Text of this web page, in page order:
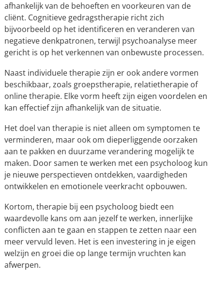
afhankelijk van de behoeften en voorkeuren van de
cliënt. Cognitieve gedragstherapie richt zich
bijvoorbeeld op het identificeren en veranderen van
negatieve denkpatronen, terwijl psychoanalyse meer
gericht is op het verkennen van onbewuste processen.
Naast individuele therapie zijn er ook andere vormen
beschikbaar, zoals groepstherapie, relatietherapie of
online therapie. Elke vorm heeft zijn eigen voordelen en
kan effectief zijn afhankelijk van de situatie.
Het doel van therapie is niet alleen om symptomen te
verminderen, maar ook om dieperliggende oorzaken
aan te pakken en duurzame verandering mogelijk te
maken. Door samen te werken met een psycholoog kun
je nieuwe perspectieven ontdekken, vaardigheden
ontwikkelen en emotionele veerkracht opbouwen.
Kortom, therapie bij een psycholoog biedt een
waardevolle kans om aan jezelf te werken, innerlijke
conflicten aan te gaan en stappen te zetten naar een
meer vervuld leven. Het is een investering in je eigen
welzijn en groei die op lange termijn vruchten kan
afwerpen.